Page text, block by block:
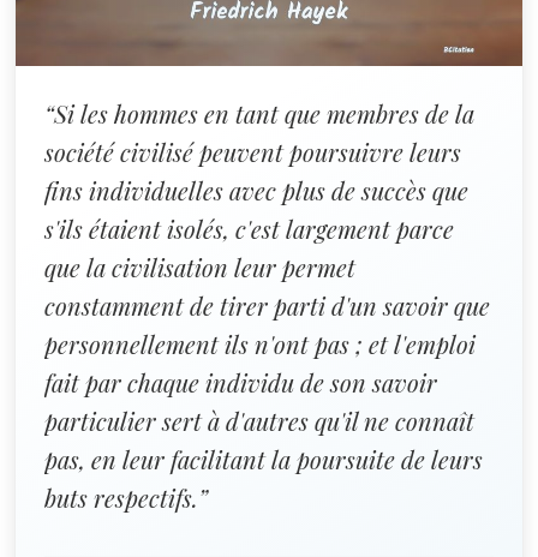
“Si les hommes en tant que membres de la
société civilisé peuvent poursuivre leurs
fins individuelles avec plus de succès que
s'ils étaient isolés, c'est largement parce
que la civilisation leur permet
constamment de tirer parti d'un savoir que
personnellement ils n'ont pas ; et l'emploi
fait par chaque individu de son savoir
particulier sert à d'autres qu'il ne connaît
pas, en leur facilitant la poursuite de leurs
buts respectifs.”